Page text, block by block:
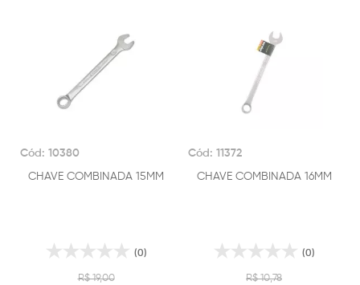
Cód: 10380
CHAVE COMBINADA 15MM
(0)
R$ 19,00
Cód: 11372
CHAVE COMBINADA 16MM
(0)
R$ 10,78